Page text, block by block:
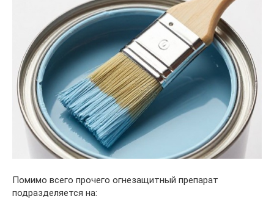
Помимо всего прочего огнезащитный препарат
подразделяется на: